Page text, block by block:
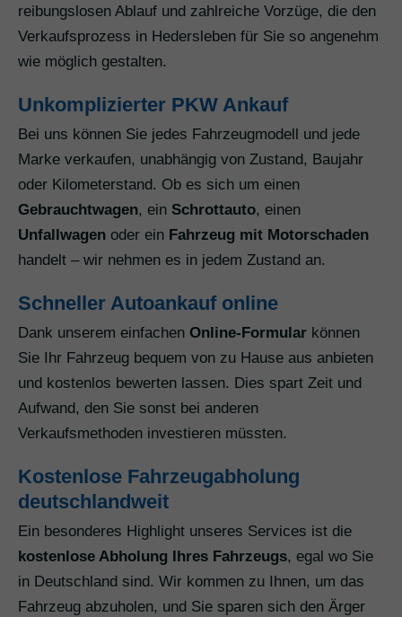
reibungslosen Ablauf und zahlreiche Vorzüge, die den
Verkaufsprozess in Hedersleben für Sie so angenehm
wie möglich gestalten.
Unkomplizierter PKW Ankauf
Bei uns können Sie jedes Fahrzeugmodell und jede
Marke verkaufen, unabhängig von Zustand, Baujahr
oder Kilometerstand. Ob es sich um einen
Gebrauchtwagen, ein Schrottauto, einen
Unfallwagen oder ein Fahrzeug mit Motorschaden
handelt – wir nehmen es in jedem Zustand an.
Schneller Autoankauf online
Dank unserem einfachen Online-Formular können
Sie Ihr Fahrzeug bequem von zu Hause aus anbieten
und kostenlos bewerten lassen. Dies spart Zeit und
Aufwand, den Sie sonst bei anderen
Verkaufsmethoden investieren müssten.
Kostenlose Fahrzeugabholung
deutschlandweit
Ein besonderes Highlight unseres Services ist die
kostenlose Abholung Ihres Fahrzeugs, egal wo Sie
in Deutschland sind. Wir kommen zu Ihnen, um das
Fahrzeug abzuholen, und Sie sparen sich den Ärger